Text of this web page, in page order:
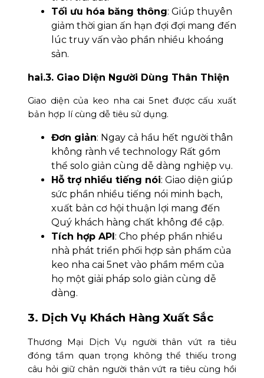
Tối ưu hóa băng thông: Giúp thuyên
giảm thời gian ấn hạn đợi đợi mang đến
lúc truy vấn vào phần nhiều khoáng
sản.
hai.3. Giao Diện Người Dùng Thân Thiện
Giao diện của keo nha cai 5net được cấu xuất
bản hợp lí cùng dễ tiêu sử dụng.
Đơn giản: Ngay cả hầu hết người thân
không rành về technology Rất gồm
thể solo giản cùng dễ dàng nghiệp vụ.
Hỗ trợ nhiều tiếng nói: Giao diện giúp
sức phần nhiều tiếng nói minh bạch,
xuất bản cơ hội thuận lợi mang đến
Quý khách hàng chất không đề cập.
Tích hợp API: Cho phép phần nhiều
nhà phát triển phối hợp sản phẩm của
keo nha cai 5net vào phầm mềm của
họ một giải pháp solo giản cùng dễ
dàng.
3. Dịch Vụ Khách Hàng Xuất Sắc
Thương Mại Dịch Vụ người thân vứt ra tiêu
đóng tầm quan trọng không thể thiếu trong
câu hỏi giữ chân người thân vứt ra tiêu cùng hồi